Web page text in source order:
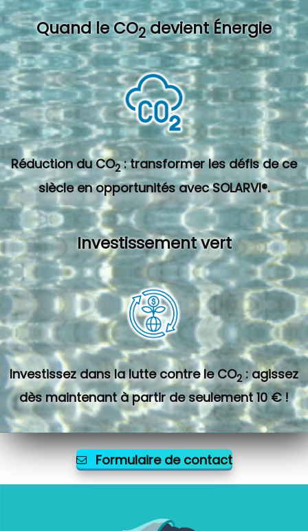
Quand le CO2devient Énergie
Réduction du CO2 : transformer les défis de ce
siècle en opportunités avec SOLARVI®.
Investissement vert
Investissez dans la lutte contre le CO2 : agissez
dès maintenant à partir de seulement 10 € !
Formulaire de contact